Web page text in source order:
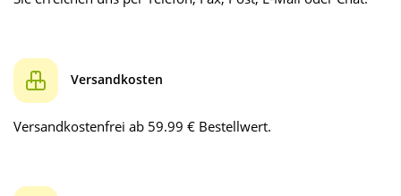
Versandkosten
Versandkostenfrei ab 59.99 € Bestellwert.